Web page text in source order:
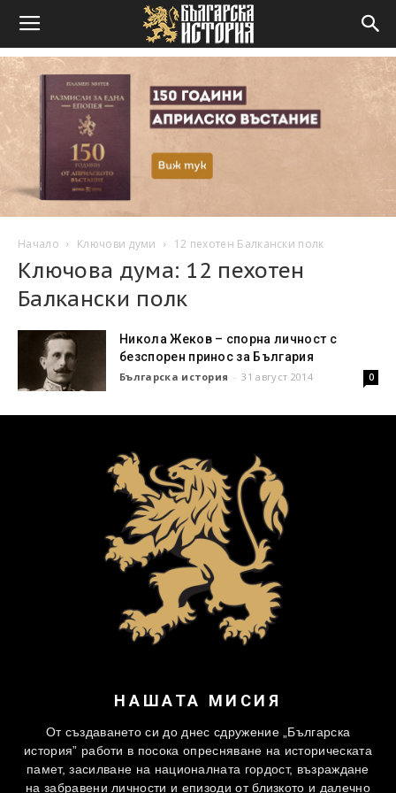
Начало Ключови думи 12 пехотен Балкански полк
Ключова дума: 12 пехотен
Балкански полк
Никола Жеков – спорна личност с
безспорен принос за България
Българска история - 31 август 2014 0
НАШАТА МИСИЯ
От създаването си до днес сдружение „Българска
история” работи в посока опресняване на историческата
памет, засилване на националната гордост, възраждане
на забравени личности и епизоди от близкото и далечно